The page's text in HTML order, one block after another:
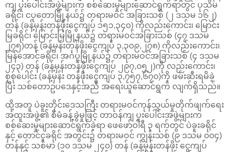
ကျ ပူးပေါင်းအဖွဲ့များက စစ်ဆေးမှုများဆောင်ရွက်ရာတွင် ပုသိမ်
ခရိုင်၊ ငပုတောမြို့နယ်၌ တရားမဝင် အခြားသစ် (၂ ဒသမ ၁၆၂)
တန် (ခန့်မှန်းတန်ဖိုးငွေကျပ် ၁၅၁,၃၄၀) ကိုလည်းကောင်း၊ မြောင်း
မြခရိုင်၊ မြောင်းမြမြို့နယ်၌ တရားမဝင်အခြားသစ် (၄၇ ဒသမ
၂၇၅)တန် (ခန့်မှန်းတန်ဖိုးငွေကျပ် ၃,၃၀၉,၂၇၈) ကိုလည်းကောင်း၊
မြန်အောင်ခရိုင်၊ အင်္ဂပူမြို့နယ်၌ တရားမဝင်အခြားသစ် (၄ ဒသမ
၂၄၃) တန် (ခန့်မှန်းတန်ဖိုးငွေကျပ် ၂၉၇,၀၅၂)ကို လည်းကောင်း၊
စုစုပေါင်း (ခန့်မှန်း တန်ဖိုးငွေကျပ် ၃,၇၅၇,၆၇၀)ကို ဖမ်းဆီးရမိခဲ့
ပြီး သစ်တောဥပဒေနှင့်အညီ အရေးယူဆောင်ရွက် လျက်ရှိသည်။
ထို့အတူ ပဲခူးတိုင်းဒေသကြီး တရားမဝင်ကုန်သွယ်မှုတိုက်ဖျက်ရေး
အထူးအဖွဲ့၏ စီမံခန့်ခွဲမှုဖြင့် တာဝန်ကျ ပူးပေါင်းအဖွဲ့များက
စစ်ဆေးမှုများဆောင်ရွက်ခဲ့ရာ ဖေဖော်ဝါရီ ၃ ရက်တွင် ပဲခူးခရိုင်
နှင့် တောင်ငူခရိုင် အတွင်း၌ တရားမဝင် ကျွန်းသစ် (၉ ဒသမ ၀၀၄)
တန်နှင့် သစ်မာ (၁၀ ဒသမ ၂၄၀) တန် (ခန့်မှန်းတန်ဖိုး ငွေကျပ်